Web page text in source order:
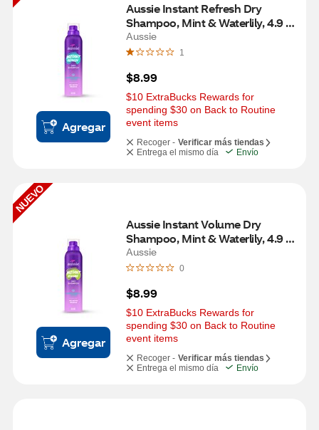
Agregar
Aussie Instant Refresh Dry
Shampoo, Mint & Waterlily, 4.9
OZ
Aussie
1
$8.99
$10 ExtraBucks Rewards for
spending $30 on Back to Routine
event items
Recoger - Verificar más tiendas
Entrega el mismo día
Envío
NUEVO
Agregar
Aussie Instant Volume Dry
Shampoo, Mint & Waterlily, 4.9
OZ
Aussie
0
$8.99
$10 ExtraBucks Rewards for
spending $30 on Back to Routine
event items
Recoger - Verificar más tiendas
Entrega el mismo día
Envío